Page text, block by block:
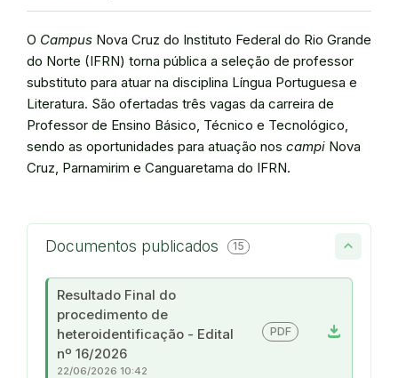
O Campus Nova Cruz do Instituto Federal do Rio Grande
do Norte (IFRN) torna pública a seleção de professor
substituto para atuar na disciplina Língua Portuguesa e
Literatura. São ofertadas três vagas da carreira de
Professor de Ensino Básico, Técnico e Tecnológico,
sendo as oportunidades para atuação nos campi Nova
Cruz, Parnamirim e Canguaretama do IFRN.
Documentos publicados 15
Resultado Final do
procedimento de
heteroidentificação - Edital
nº 16/2026
download
PDF
22/06/2026 10:42